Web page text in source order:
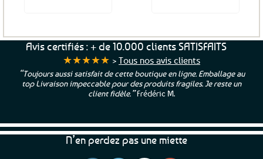
a
variations.
choisies
Avis certifiés : + de 10.000 clients SATISFAITS
★★★★★ > Tous nos avis clients
“Toujours aussi satisfait de cette boutique en ligne. Emballage au
top Livraison impeccable pour des produits fragiles. Je reste un
client fidèle.”Frédéric M.
N’en perdez pas une miette